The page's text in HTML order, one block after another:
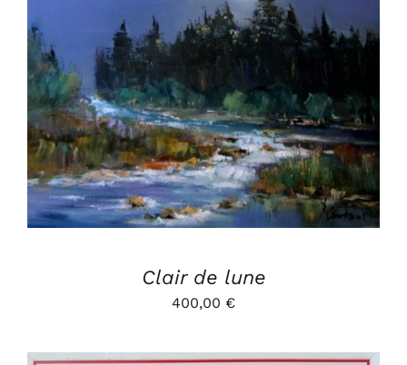
AJOUTER AU PANIER
DÉTAILS
Clair de lune
400,00 €